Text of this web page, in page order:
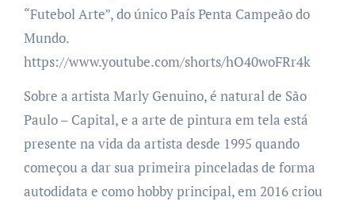
“Futebol Arte”, do único País Penta Campeão do
Mundo.
https://www.youtube.com/shorts/hO40woFRr4k
Sobre a artista Marly Genuino, é natural de São
Paulo – Capital, e a arte de pintura em tela está
presente na vida da artista desde 1995 quando
começou a dar sua primeira pinceladas de forma
autodidata e como hobby principal, em 2016 criou